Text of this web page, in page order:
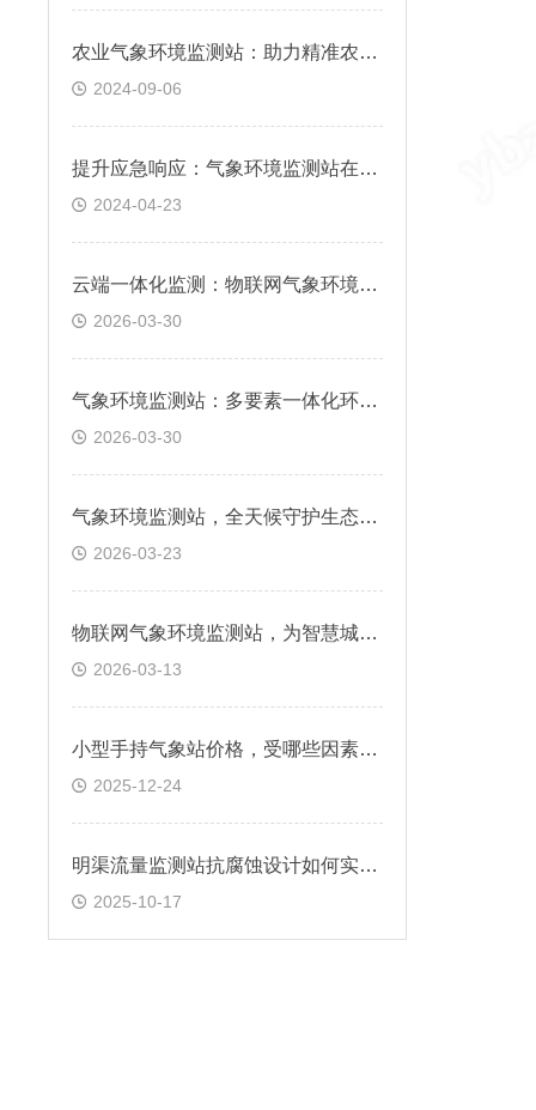
农业气象环境监测站：助力精准农业的技术革新&德邦速运
2024-09-06
提升应急响应：气象环境监测站在化工灾害预防中的应用
2024-04-23
云端一体化监测：物联网气象环境监测站，远程管理与智能分析
2026-03-30
气象环境监测站：多要素一体化环境气象监测
2026-03-30
气象环境监测站，全天候守护生态环境
2026-03-23
物联网气象环境监测站，为智慧城市提供精细化环境数据
2026-03-13
小型手持气象站价格，受哪些因素影响?
2025-12-24
明渠流量监测站抗腐蚀设计如何实现？
2025-10-17